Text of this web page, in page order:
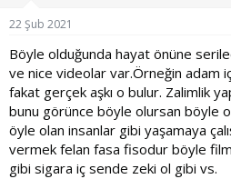
22 Şub 2021
Böyle olduğunda hayat önüne
ve nice videolar var.Örneğin adam
fakat gerçek aşkı o bulur. Zalimlik
bunu görünce böyle olursan böyle
öyle olan insanlar gibi yaşamaya
vermek felan fasa fisodur böyle
gibi sigara iç sende zeki ol gibi vs.